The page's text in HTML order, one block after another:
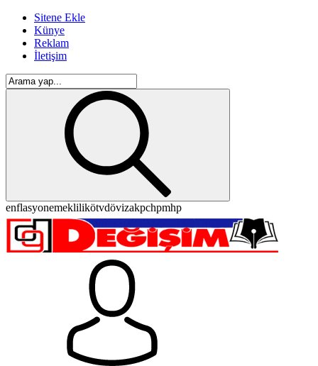
Sitene Ekle
Künye
Reklam
İletişim
enflasyonemeklilikötvdövizakpchpmhp